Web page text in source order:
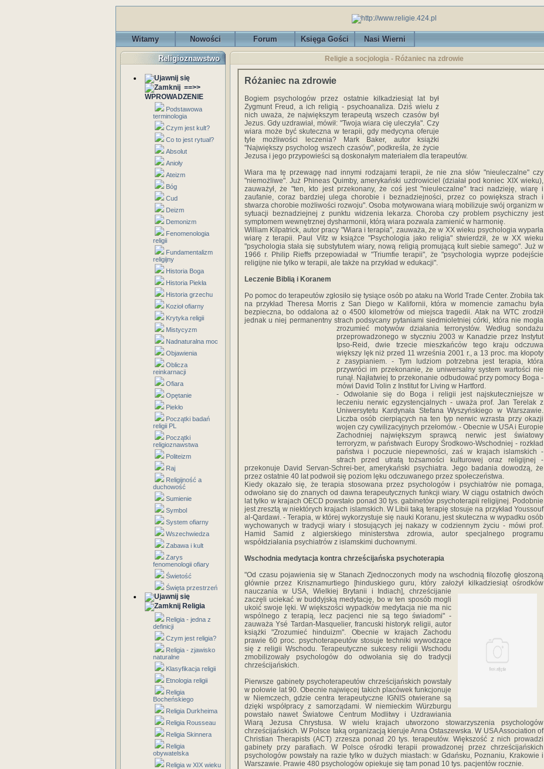
Witamy Nowości Forum Księga Gości Nasi Wierni
Religioznawstwo
==>>
WPROWADZENIE
Podstawowa
terminologia
Czym jest kult?
Co to jest rytuał?
Absolut
Anioły
Ateizm
Bóg
Cud
Deizm
Demonizm
Fenomenologia
religii
Fundamentalizm
religijny
Historia Boga
Historia Piekła
Historia grzechu
Kozioł ofiarny
Krytyka religii
Mistycyzm
Nadnaturalna moc
Objawienia
Oblicza
reinkarnacji
Ofiara
Opętanie
Piekło
Początki badań
religii PL
Początki
religioznawstwa
Politeizm
Raj
Religijność a
duchowość
Sumienie
Symbol
System ofiarny
Wszechwiedza
Zabawa i kult
Zarys
fenomenologii ofiary
Świetość
Święta przestrzeń
Religia
Religia - jedna z
definicji
Czym jest religia?
Religia - zjawisko
naturalne
Klasyfikacja religii
Etnologia religii
Religia
Bocheńskiego
Religia Durkheima
Religia Rousseau
Religia Skinnera
Religia
obywatelska
Religia w XIX wieku
Religie a socjologia - Różaniec na zdrowie
Różaniec na zdrowie
Bogiem psychologów przez ostatnie kilkadziesiąt lat był
Zygmunt Freud, a ich religią - psychoanaliza. Dziś wielu z
nich uważa, że największym terapeutą wszech czasów był
Jezus. Gdy uzdrawiał, mówił: "Twoja wiara cię uleczyła". Czy
wiara może być skuteczna w terapii, gdy medycyna oferuje
tyle możliwości leczenia? Mark Baker, autor książki
"Największy psycholog wszech czasów", podkreśla, że życie
Jezusa i jego przypowieści są doskonałym materiałem dla terapeutów.
Wiara ma tę przewagę nad innymi rodzajami terapii, że nie zna słów "nieuleczalne" czy
"niemożliwe". Już Phineas Quimby, amerykański uzdrowiciel (działał pod koniec XIX wieku),
zauważył, że "ten, kto jest przekonany, że coś jest "nieuleczalne" traci nadzieję, wiarę i
zaufanie, coraz bardziej ulega chorobie i beznadziejności, przez co powiększa strach i
stwarza chorobie możliwości rozwoju". Osoba motywowana wiarą mobilizuje swój organizm w
sytuacji beznadziejnej z punktu widzenia lekarza. Choroba czy problem psychiczny jest
symptomem wewnętrznej dysharmonii, którą wiara pozwala zamienić w harmonię.
William Kilpatrick, autor pracy "Wiara i terapia", zauważa, że w XX wieku psychologia wyparła
wiarę z terapii. Paul Vitz w książce "Psychologia jako religia" stwierdził, że w XX wieku
"psychologia stała się substytutem wiary, nową religią promującą kult siebie samego". Już w
1966 r. Philip Rieffs przepowiadał w "Triumfie terapii", że "psychologia wyprze podejście
religijne nie tylko w terapii, ale także na przykład w edukacji".
Leczenie Biblią i Koranem
Po pomoc do terapeutów zgłosiło się tysiące osób po ataku na World Trade Center. Zrobiła tak
na przykład Theresa Morris z San Diego w Kalifornii, która w momencie zamachu była
bezpieczna, bo oddalona aż o 4500 kilometrów od miejsca tragedii. Atak na WTC zrodził
jednak u niej permanentny strach podsycany pytaniami siedmioletniej córki, która nie mogła
zrozumieć motywów działania terrorystów. Według sondażu
przeprowadzonego w styczniu 2003 w Kanadzie przez Instytut
Ipso-Reid, dwie trzecie mieszkańców tego kraju odczuwa
większy lęk niż przed 11 września 2001 r., a 13 proc. ma kłopoty
z zasypianiem. - Tym ludziom potrzebna jest terapia, która
przywróci im przekonanie, że uniwersalny system wartości nie
runął. Najłatwiej to przekonanie odbudować przy pomocy Boga -
mówi David Tolin z Institut for Living w Hartford.
- Odwołanie się do Boga i religii jest najskuteczniejsze w
leczeniu nerwic egzystencjalnych - uważa prof. Jan Terelak z
Uniwersytetu Kardynała Stefana Wyszyńskiego w Warszawie.
Liczba osób cierpiących na ten typ nerwic wzrasta przy okazji
wojen czy cywilizacyjnych przełomów. - Obecnie w USA i Europie
Zachodniej największym sprawcą nerwic jest światowy
terroryzm, w państwach Europy Środkowo-Wschodniej - rozkład
państwa i poczucie niepewności, zaś w krajach islamskich -
strach przed utratą tożsamości kulturowej oraz religijnej -
przekonuje David Servan-Schrei-ber, amerykański psychiatra. Jego badania dowodzą, że
przez ostatnie 40 lat podwoił się poziom lęku odczuwanego przez społeczeństwa.
Kiedy okazało się, że terapia stosowana przez psychologów i psychiatrów nie pomaga,
odwołano się do znanych od dawna terapeutycznych funkcji wiary. W ciągu ostatnich dwóch
lat tylko w krajach OECD powstało ponad 30 tys. gabinetów psychoterapii religijnej. Podobnie
jest zresztą w niektórych krajach islamskich. W Libii taką terapię stosuje na przykład Youssouf
al-Qardawi. - Terapia, w której wykorzystuje się nauki Koranu, jest skuteczna w wypadku osób
wychowanych w tradycji wiary i stosujących jej nakazy w codziennym życiu - mówi prof.
Hamid Samid z algierskiego ministerstwa zdrowia, autor specjalnego programu
współdziałania psychiatrów z islamskimi duchownymi.
Wschodnia medytacja kontra chrześcijańska psychoterapia
"Od czasu pojawienia się w Stanach Zjednoczonych mody na wschodnią filozofię głoszoną
głównie przez Krisznamurtiego [hinduskiego guru, który założył kilkadziesiąt ośrodków
nauczania w USA,Wielkiej Brytanii i Indiach], chrześcijanie
zaczęli uciekać w buddyjską medytację, bo w ten sposób mogli
ukoić swoje lęki. W większości wypadków medytacja nie ma nic
wspólnego z terapią, lecz pacjenci nie są tego świadomi" -
zauważa Ysé Tardan-Masquelier, francuski historyk religii, autor
książki "Zrozumieć hinduizm". Obecnie w krajach Zachodu
prawie 60 proc. psychoterapeutów stosuje techniki wywodzące
się z religii Wschodu. Terapeutyczne sukcesy religii Wschodu
zmobilizowały psychologów do odwołania się do tradycji
chrześcijańskich.
Pierwsze gabinety psychoterapeutów chrześcijańskich powstały
w połowie lat 90. Obecnie najwięcej takich placówek funkcjonuje
w Niemczech, gdzie centra terapeutyczne IGNIS otwierane są
dzięki współpracy z samorządami. W niemieckim Würzburgu
powstało nawet Światowe Centrum Modlitwy i Uzdrawiania
Wiarą Jezusa Chrystusa. W wielu krajach utworzono stowarzyszenia psychologów
chrześcijańskich. W Polsce taką organizacją kieruje Anna Ostaszewska. W USA Association of
Christian Therapists (ACT) zrzesza ponad 20 tys. terapeutów. Większość z nich prowadzi
gabinety przy parafiach. W Polsce ośrodki terapii prowadzonej przez chrześcijańskich
psychologów powstały na razie tylko w dużych miastach: w Gdańsku, Poznaniu, Krakowie i
Warszawie. Prawie 480 psychologów opiekuje się tam ponad 10 tys. pacjentów rocznie.